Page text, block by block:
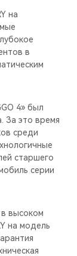
на
в
4» был
За это время
среди
старшего
серии
высоком
на модель